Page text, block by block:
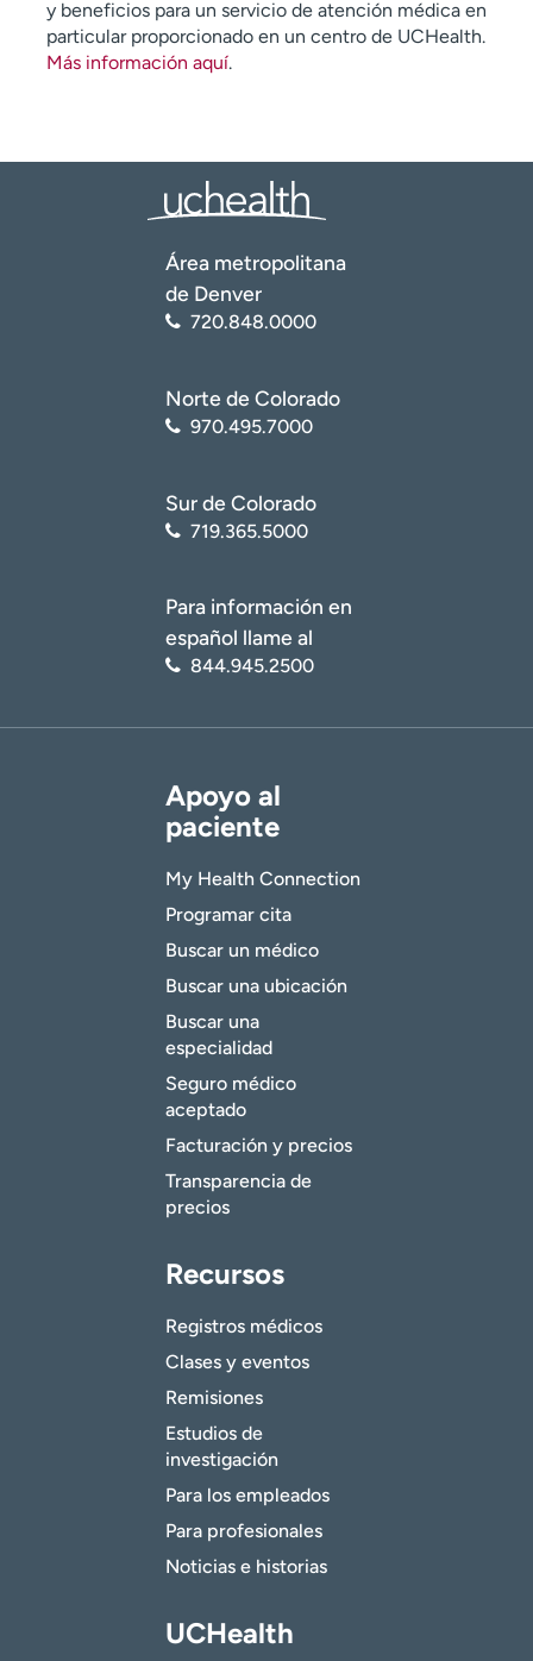
y beneficios para un servicio de atención médica en
particular proporcionado en un centro de UCHealth.
Más información aquí.
Área metropolitana
de Denver
720.848.0000
Norte de Colorado
970.495.7000
Sur de Colorado
719.365.5000
Para información en
español llame al
844.945.2500
Apoyo al
paciente
My Health Connection
Programar cita
Buscar un médico
Buscar una ubicación
Buscar una
especialidad
Seguro médico
aceptado
Facturación y precios
Transparencia de
precios
Recursos
Registros médicos
Clases y eventos
Remisiones
Estudios de
investigación
Para los empleados
Para profesionales
Noticias e historias
UCHealth